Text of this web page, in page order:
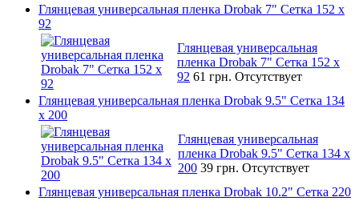
Глянцевая универсальная пленка Drobak 7" Сетка 152 x
92
Глянцевая универсальная
пленка Drobak 7" Сетка 152 x
92 61 грн. Отсутствует
Глянцевая универсальная пленка Drobak 9.5" Сетка 134
x 200
Глянцевая универсальная
пленка Drobak 9.5" Сетка 134 x
200 39 грн. Отсутствует
Глянцевая универсальная пленка Drobak 10.2" Сетка 220